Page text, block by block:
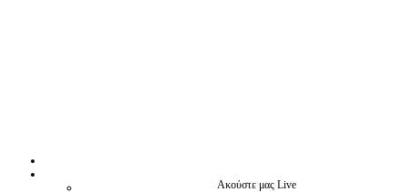
Ακούστε μας Live